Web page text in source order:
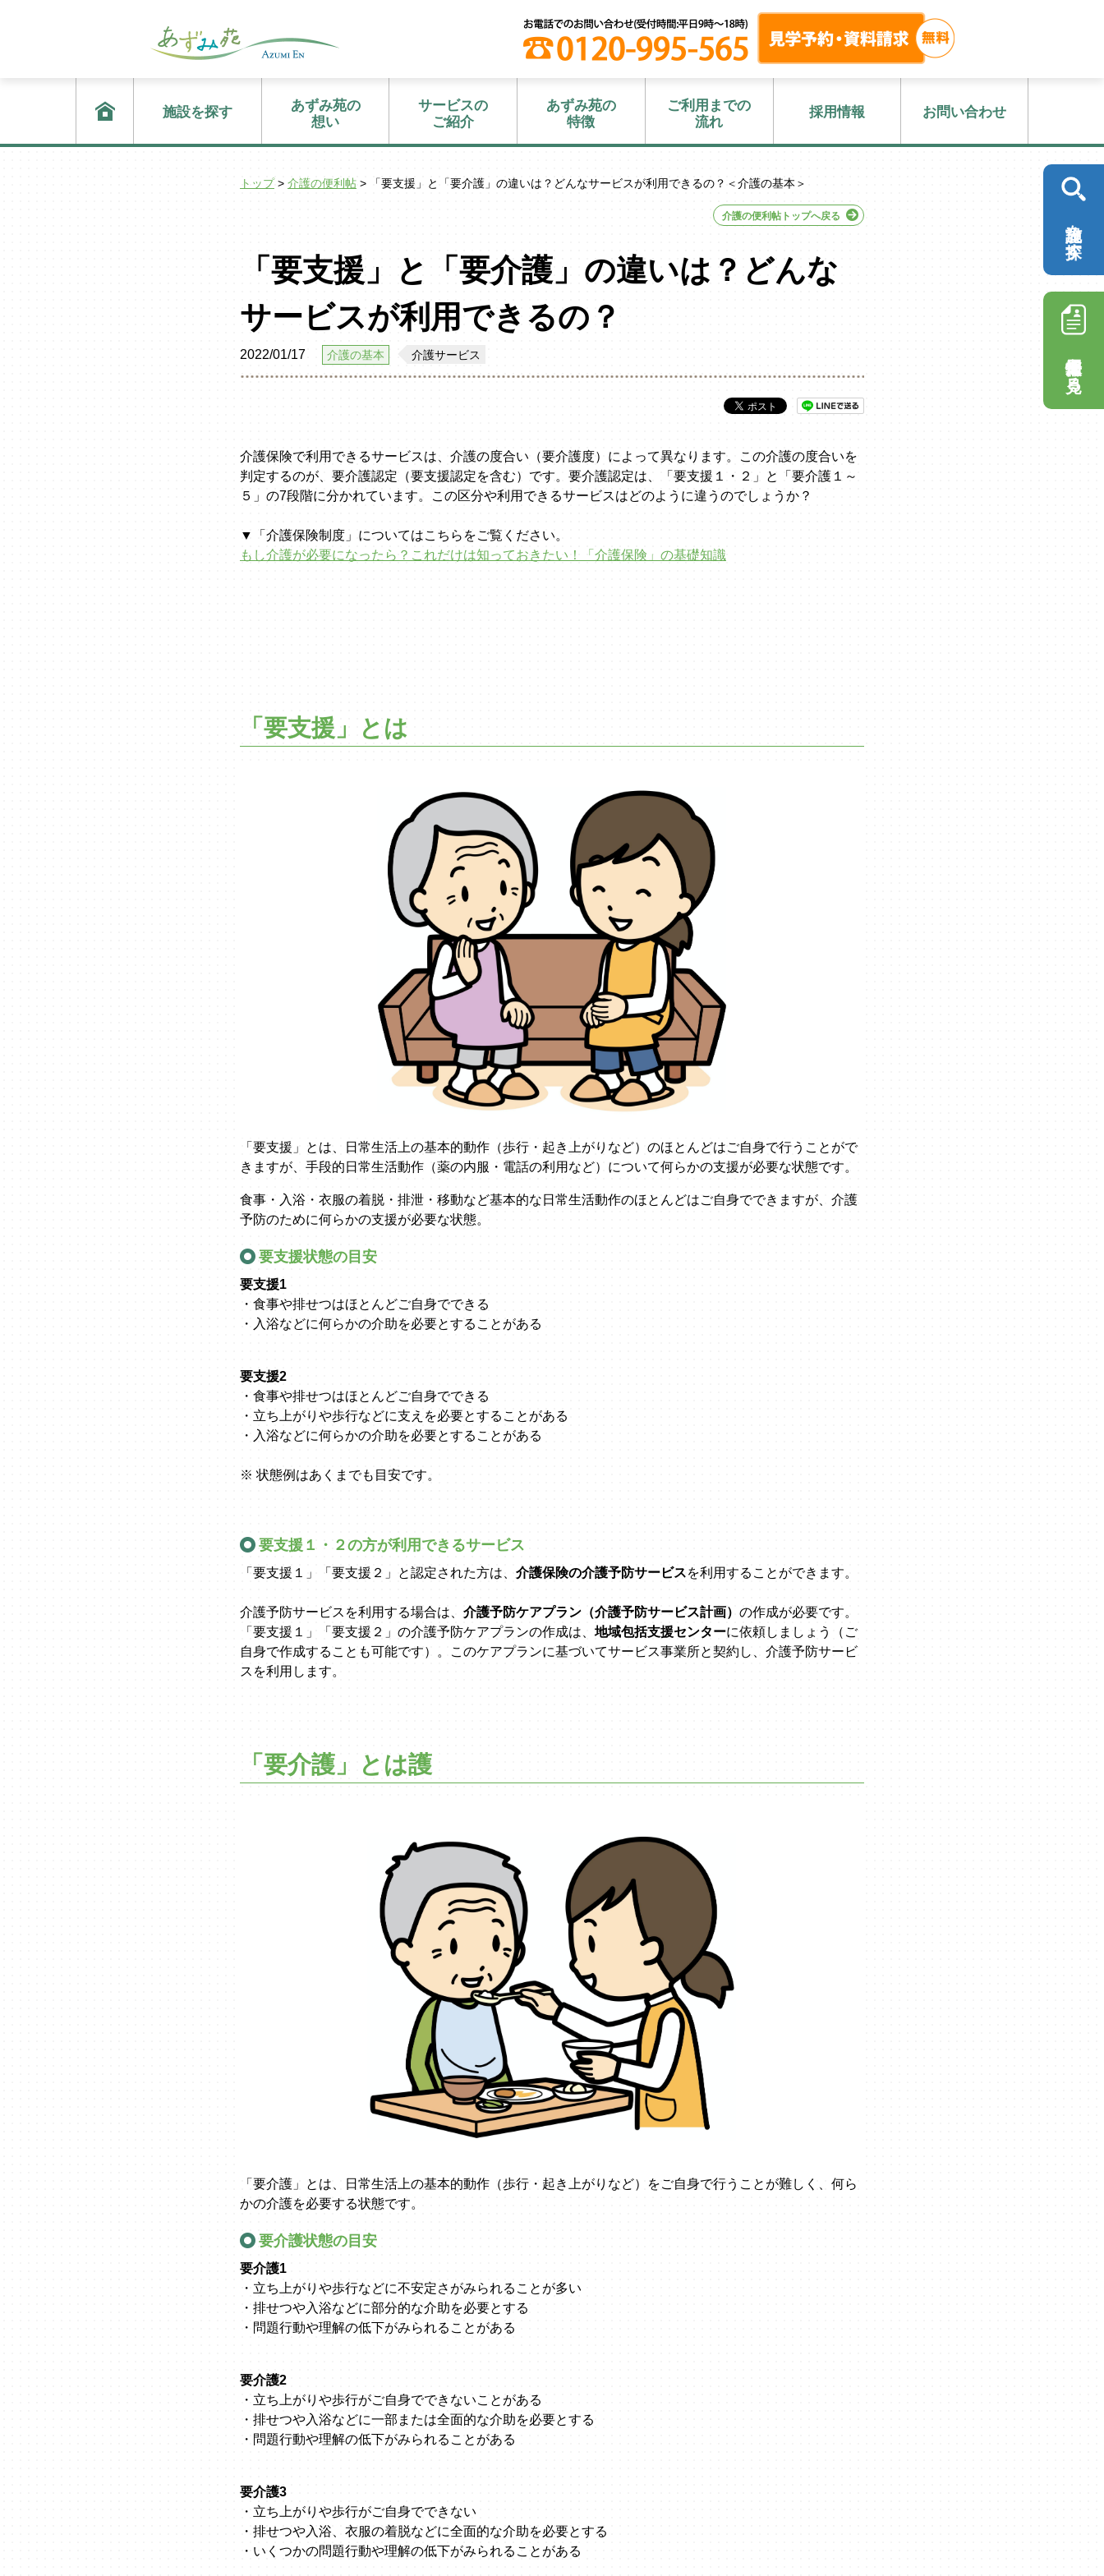
施設を探す
あずみ苑の
想い
サービスの
ご紹介
あずみ苑の
特徴
ご利用までの
流れ
採用情報 お問い合わせ
トップ> 介護の便利帖 > 「要支援」と「要介護」の違いは？どんなサービスが利用できるの？＜介護の基本＞
介護の便利帖トップへ戻る
「要支援」と「要介護」の違いは？どんな
サービスが利用できるの？
2022/01/17 介護の基本 介護サービス
介護保険で利用できるサービスは、介護の度合い（要介護度）によって異なります。この介護の度合いを
判定するのが、要介護認定（要支援認定を含む）です。要介護認定は、「要支援１・２」と「要介護１～
５」の7段階に分かれています。この区分や利用できるサービスはどのように違うのでしょうか？
▼「介護保険制度」についてはこちらをご覧ください。
もし介護が必要になったら？これだけは知っておきたい！「介護保険」の基礎知識
「要支援」とは
「要支援」とは、日常生活上の基本的動作（歩行・起き上がりなど）のほとんどはご自身で行うことがで
きますが、手段的日常生活動作（薬の内服・電話の利用など）について何らかの支援が必要な状態です。
食事・入浴・衣服の着脱・排泄・移動など基本的な日常生活動作のほとんどはご自身でできますが、介護
予防のために何らかの支援が必要な状態。
要支援状態の目安
要支援1
・食事や排せつはほとんどご自身でできる
・入浴などに何らかの介助を必要とすることがある
要支援2
・食事や排せつはほとんどご自身でできる
・立ち上がりや歩行などに支えを必要とすることがある
・入浴などに何らかの介助を必要とすることがある
※ 状態例はあくまでも目安です。
要支援１・２の方が利用できるサービス
「要支援１」「要支援２」と認定された方は、 介護保険の介護予防サービスを利用することができます。
介護予防サービスを利用する場合は、 介護予防ケアプラン（介護予防サービス計画） の作成が必要です。
「要支援１」「要支援２」の介護予防ケアプランの作成は、 地域包括支援センターに依頼しましょう（ご
自身で作成することも可能です）。このケアプランに基づいてサービス事業所と契約し、介護予防サービ
スを利用します。
「要介護」とは護
「要介護」とは、日常生活上の基本的動作（歩行・起き上がりなど）をご自身で行うことが難しく、何ら
かの介護を必要する状態です。
要介護状態の目安
要介護1
・立ち上がりや歩行などに不安定さがみられることが多い
・排せつや入浴などに部分的な介助を必要とする
・問題行動や理解の低下がみられることがある
要介護2
・立ち上がりや歩行がご自身でできないことがある
・排せつや入浴などに一部または全面的な介助を必要とする
・問題行動や理解の低下がみられることがある
要介護3
・立ち上がりや歩行がご自身でできない
・排せつや入浴、衣服の着脱などに全面的な介助を必要とする
・いくつかの問題行動や理解の低下がみられることがある
施設を探す
採用情報を
見る